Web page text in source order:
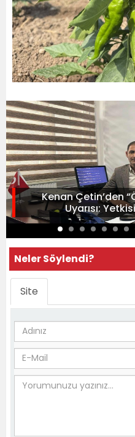
Kenan Çetin’den
Uyarısı:
Neler Söylendi?
Site